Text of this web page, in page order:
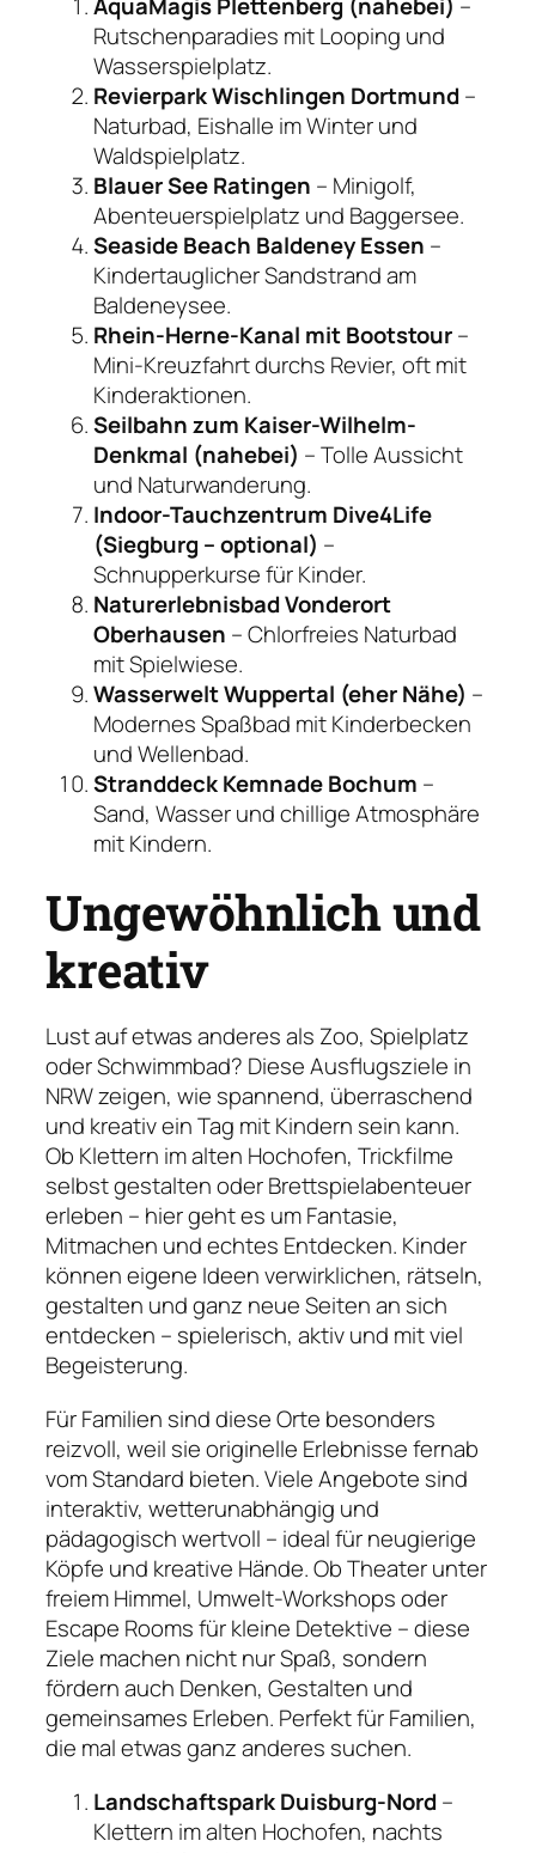
Rutschenparadies mit Looping und
Wasserspielplatz.
Revierpark Wischlingen Dortmund–
Naturbad, Eishalle im Winter und
Waldspielplatz.
Blauer See Ratingen – Minigolf,
Abenteuerspielplatz und Baggersee.
Seaside Beach Baldeney Essen –
Kindertauglicher Sandstrand am
Baldeneysee.
Rhein-Herne-Kanal mit Bootstour–
Mini-Kreuzfahrt durchs Revier, oft mit
Kinderaktionen.
Seilbahn zum Kaiser-Wilhelm-
Denkmal (nahebei) – Tolle Aussicht
und Naturwanderung.
Indoor-Tauchzentrum Dive4Life
(Siegburg – optional) –
Schnupperkurse für Kinder.
Naturerlebnisbad Vonderort
Oberhausen – Chlorfreies Naturbad
mit Spielwiese.
Wasserwelt Wuppertal (eher Nähe) –
Modernes Spaßbad mit Kinderbecken
und Wellenbad.
Stranddeck Kemnade Bochum –
Sand, Wasser und chillige Atmosphäre
mit Kindern.
Ungewöhnlich und
kreativ
Lust auf etwas anderes als Zoo, Spielplatz
oder Schwimmbad? Diese Ausflugsziele in
NRW zeigen, wie spannend, überraschend
und kreativ ein Tag mit Kindern sein kann.
Ob Klettern im alten Hochofen, Trickfilme
selbst gestalten oder Brettspielabenteuer
erleben – hier geht es um Fantasie,
Mitmachen und echtes Entdecken. Kinder
können eigene Ideen verwirklichen, rätseln,
gestalten und ganz neue Seiten an sich
entdecken – spielerisch, aktiv und mit viel
Begeisterung.
Für Familien sind diese Orte besonders
reizvoll, weil sie originelle Erlebnisse fernab
vom Standard bieten. Viele Angebote sind
interaktiv, wetterunabhängig und
pädagogisch wertvoll – ideal für neugierige
Köpfe und kreative Hände. Ob Theater unter
freiem Himmel, Umwelt-Workshops oder
Escape Rooms für kleine Detektive – diese
Ziele machen nicht nur Spaß, sondern
fördern auch Denken, Gestalten und
gemeinsames Erleben. Perfekt für Familien,
die mal etwas ganz anderes suchen.
Landschaftspark Duisburg-Nord–
Klettern im alten Hochofen, nachts